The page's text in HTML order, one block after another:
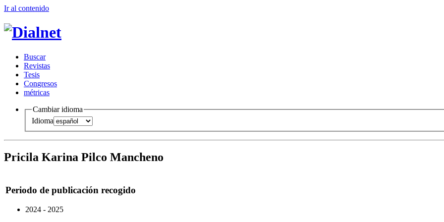
Ir al contenido
Buscar
Revistas
Tesis
Congresos
métricas
Cambiar idioma
Idioma
Pricila Karina Pilco Mancheno
Periodo de publicación recogido
2024 - 2025